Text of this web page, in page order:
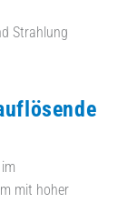
Strahlung
mit hoher